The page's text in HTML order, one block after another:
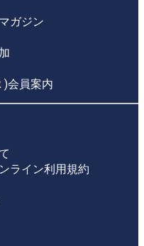
ガジン
)会員案内
ライン利用規約